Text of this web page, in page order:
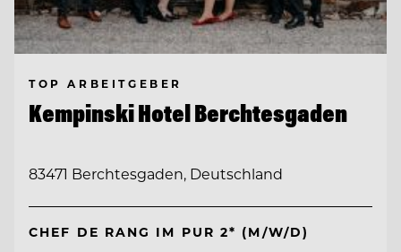
TOP ARBEITGEBER
Kempinski Hotel Berchtesgaden
83471 Berchtesgaden, Deutschland
CHEF DE RANG IM PUR 2* (M/W/D)